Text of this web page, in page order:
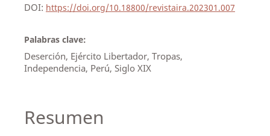
DOI: https://doi.org/10.18800/revistaira.202301.007
Palabras clave:
Deserción, Ejército Libertador, Tropas,
Independencia, Perú, Siglo XIX
Resumen